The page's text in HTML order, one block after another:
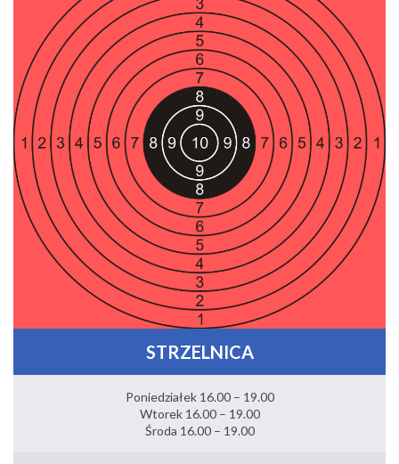
STRZELNICA
Poniedziałek 16.00 – 19.00
Wtorek 16.00 – 19.00
Środa 16.00 – 19.00